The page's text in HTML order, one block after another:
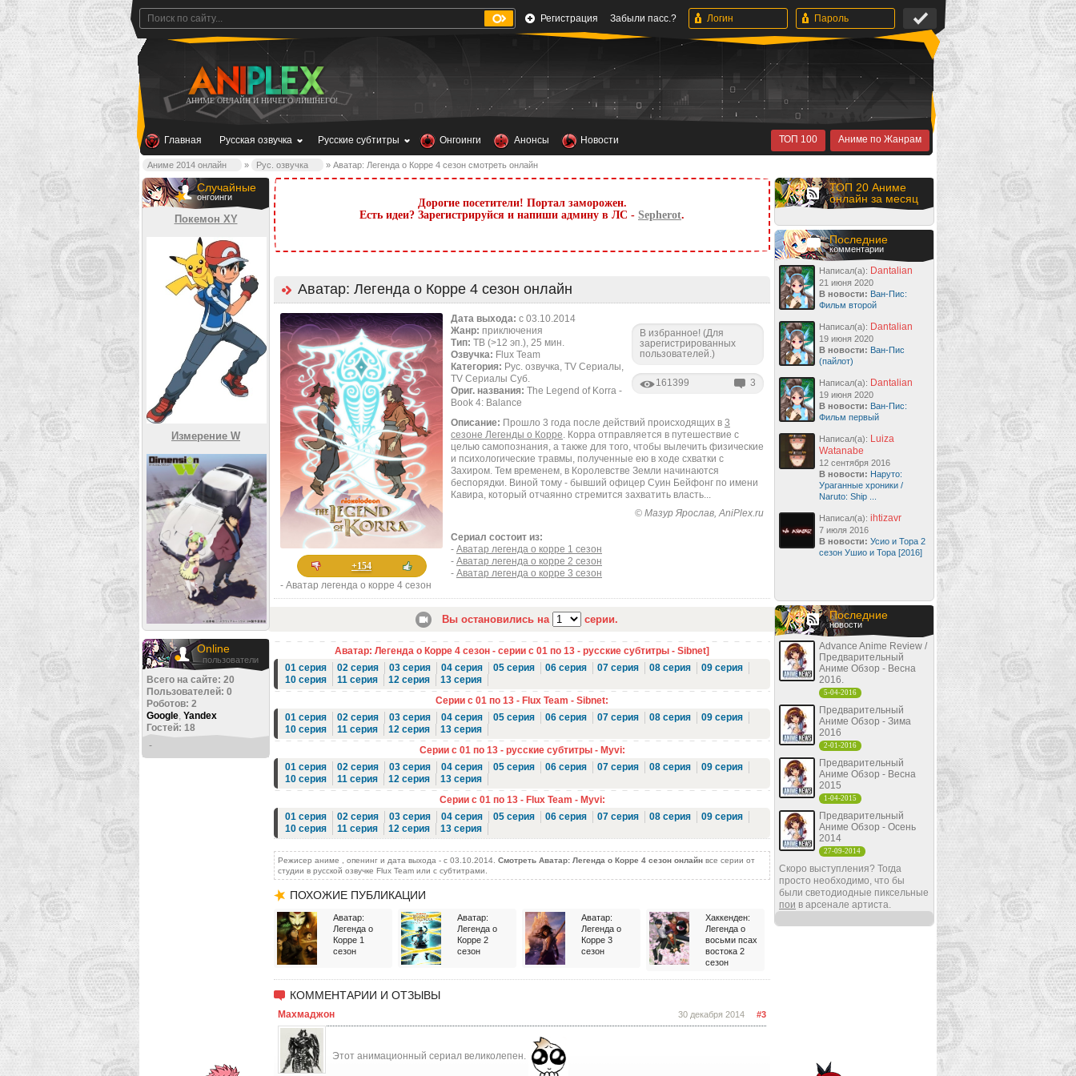
Регистрация Забыли пасс.?
АНИМЕ ОНЛАЙН И НИЧЕГО ЛИШНЕГО!
Главная Русская озвучка Русские субтитры Онгоинги Анонсы Новости ТОП 100 Аниме по Жанрам
Аниме 2014 онлайн » Рус. озвучка » Аватар: Легенда о Корре 4 сезон смотреть онлайн
Случайные
онгоинги
Покемон XY
Измерение W
Online
пользователи
Всего на сайте: 20
Пользователей: 0
Роботов: 2
Google, Yandex
Гостей: 18
-
ТОП 20 Аниме
онлайн за месяц
Последние
комментарии
Написал(а): Dantalian
21 июня 2020
В новости: Ван-Пис:
Фильм второй
Написал(а): Dantalian
19 июня 2020
В новости: Ван-Пис
(пайлот)
Написал(а): Dantalian
19 июня 2020
В новости: Ван-Пис:
Фильм первый
Написал(а): Luiza
Watanabe
12 сентября 2016
В новости: Наруто:
Ураганные хроники /
Naruto: Ship ...
Написал(а): ihtizavr
7 июля 2016
В новости: Усио и Тора 2
сезон Ушио и Тора [2016]
Последние
новости
Advance Anime Review /
Предварительный
Аниме Обзор - Весна
2016.
5-04-2016
Предварительный
Аниме Обзор - Зима
2016
2-01-2016
Предварительный
Аниме Обзор - Весна
2015
1-04-2015
Предварительный
Аниме Обзор - Осень
2014
27-09-2014
Скоро выступления? Тогда
просто необходимо, что бы
были светодиодные пиксельные
пои в арсенале артиста.
Дорогие посетители! Портал заморожен.
Есть идеи? Зарегистрируйся и напиши админу в ЛС - Sepherot.
Аватар: Легенда о Корре 4 сезон онлайн
+154
Дата выхода: c 03.10.2014
Жанр: приключения
Тип: ТВ (>12 эп.), 25 мин.
Озвучка: Flux Team
Категория: Рус. озвучка, TV Сериалы,
TV Сериалы Суб.
Ориг. названия: The Legend of Korra -
Book 4: Balance
В избранное! (Для
зарегистрированных
пользователей.)
3
161399
Описание: Прошло 3 года после действий происходящих в 3
сезоне Легенды о Корре. Корра отправляется в путешествие с
целью самопознания, а также для того, чтобы вылечить физические
и психологические травмы, полученные ею в ходе схватки с
Захиром. Тем временем, в Королевстве Земли начинаются
беспорядки. Виной тому - бывший офицер Суин Бейфонг по имени
Кавира, который отчаянно стремится захватить власть...
© Мазур Ярослав, AniPlex.ru
Сериал состоит из:
- Аватар легенда о корре 1 сезон
- Аватар легенда о корре 2 сезон
- Аватар легенда о корре 3 сезон
- Аватар легенда о корре 4 сезон
Вы остановились на серии.
Аватар: Легенда о Корре 4 сезон - серии с 01 по 13 - русские субтитры - Sibnet]
01 серия
02 серия 03 серия 04 серия 05 серия 06 серия 07 серия 08 серия
09 серия
10 серия
11 серия 12 серия
13 серия
Серии с 01 по 13 - Flux Team - Sibnet:
01 серия
02 серия 03 серия 04 серия 05 серия 06 серия 07 серия 08 серия
09 серия
10 серия
11 серия 12 серия
13 серия
Серии с 01 по 13 - русские субтитры - Myvi:
01 серия
02 серия 03 серия 04 серия 05 серия 06 серия 07 серия 08 серия
09 серия
10 серия
11 серия 12 серия
13 серия
Серии с 01 по 13 - Flux Team - Myvi:
01 серия
02 серия 03 серия 04 серия 05 серия 06 серия 07 серия 08 серия
09 серия
10 серия
11 серия 12 серия 13 серия
Режисер аниме , опенинг и дата выхода - c 03.10.2014. Смотреть Аватар: Легенда о Корре 4 сезон онлайн все серии от
студии в русской озвучке Flux Team или с субтитрами.
ПОХОЖИЕ ПУБЛИКАЦИИ
Аватар:
Легенда о
Корре 1
сезон
Аватар:
Легенда о
Корре 2
сезон
Аватар:
Легенда о
Корре 3
сезон
Хаккенден:
Легенда о
восьми псах
востока 2
сезон
КОММЕНТАРИИ И ОТЗЫВЫ
Махмаджон #3
30 декабря 2014
Этот анимационный сериал великолепен.